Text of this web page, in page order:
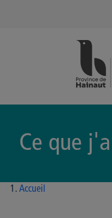
Ce que
Accueil